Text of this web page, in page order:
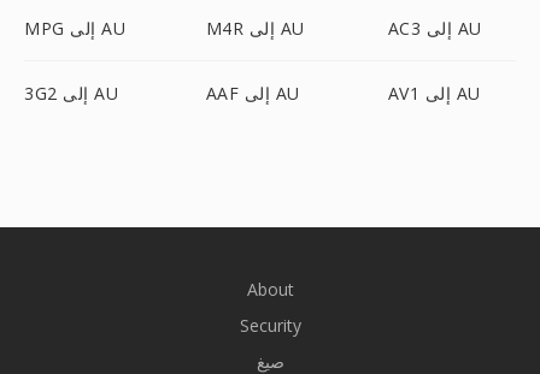
MPG إلى AU M4R إلى AU AC3 إلى AU
3G2 إلى AU AAF إلى AU AV1 إلى AU
About
Security
صيغ